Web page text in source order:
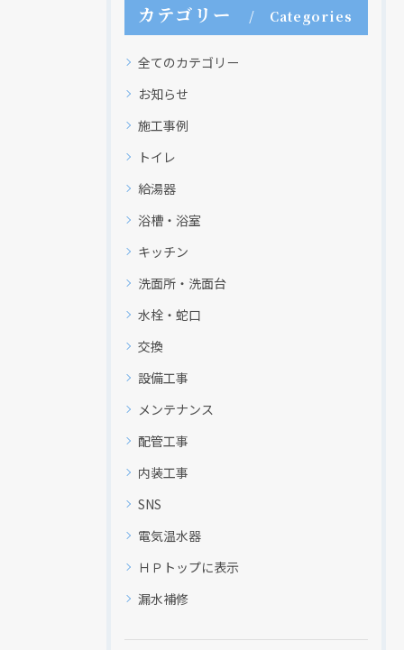
カテゴリー Categories
全てのカテゴリー
お知らせ
施工事例
トイレ
給湯器
浴槽・浴室
キッチン
洗面所・洗面台
水栓・蛇口
交換
設備工事
メンテナンス
配管工事
内装工事
SNS
電気温水器
ＨＰトップに表示
漏水補修